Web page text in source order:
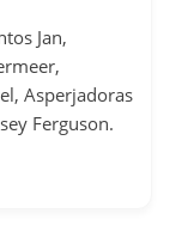
Jan,
Asperjadoras
Ferguson.